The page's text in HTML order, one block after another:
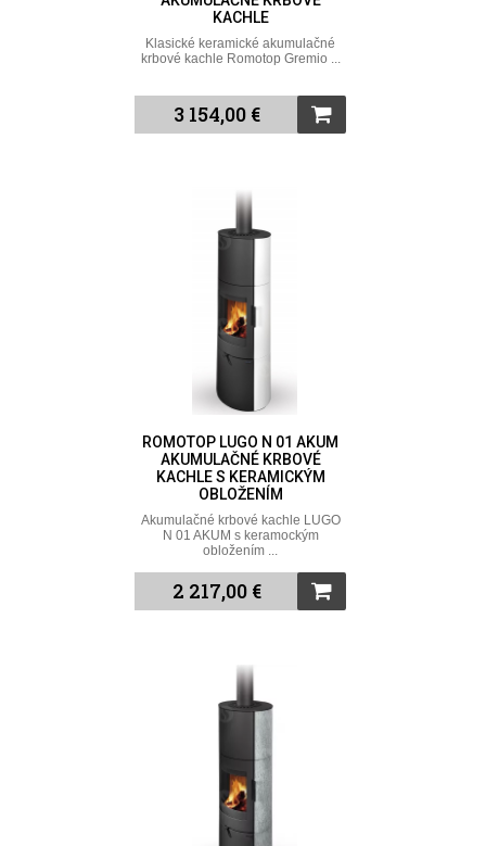
KACHLE
Klasické keramické akumulačné
krbové kachle Romotop Gremio ...
3 154,00 €
ROMOTOP LUGO N 01 AKUM
AKUMULAČNÉ KRBOVÉ
KACHLE S KERAMICKÝM
OBLOŽENÍM
Akumulačné krbové kachle LUGO
N 01 AKUM s keramockým
obložením ...
2 217,00 €